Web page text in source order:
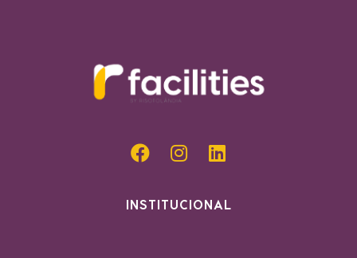
INSTITUCIONAL